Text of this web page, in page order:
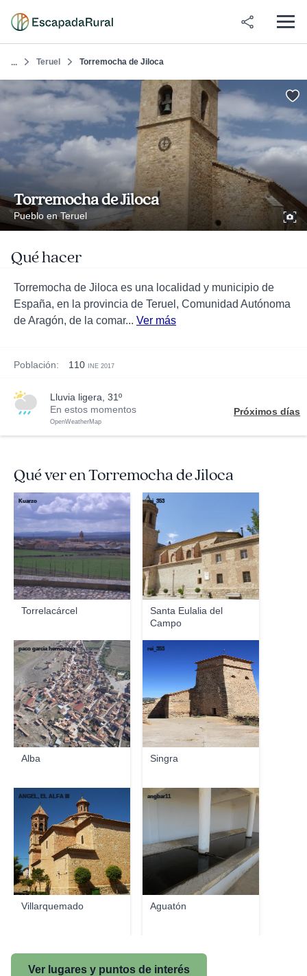
... Teruel Torremocha de Jiloca
Torremocha de Jiloca
Pueblo en Teruel
Qué hacer
Torremocha de Jiloca es una localidad y municipio de
España, en la provincia de Teruel, Comunidad Autónoma
de Aragón, de la comar... Ver más
Población: 110 INE 2017
lluvia ligera, 31º
En estos momentos
OpenWeatherMap
Próximos días
Qué ver en Torremocha de Jiloca
Torrelacárcel
Kuarzo
Santa Eulalia del
Campo
rei_353
Alba
paco garcia hernandez
Singra
rei_353
Villarquemado
ANGEL, EL ALFA III
Aguatón
angbar11
Ver lugares y puntos de interés